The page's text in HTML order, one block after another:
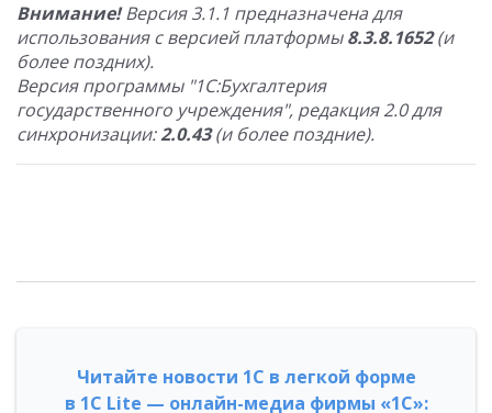
Внимание!Версия 3.1.1 предназначена для
использования с версией платформы8.3.8.1652(и
более поздних).
Версия программы "1С:Бухгалтерия
государственного учреждения", редакция 2.0 для
синхронизации:2.0.43(и более поздние).
Читайте новости 1С в легкой форме
в 1С Lite — онлайн-медиа фирмы «1С»: